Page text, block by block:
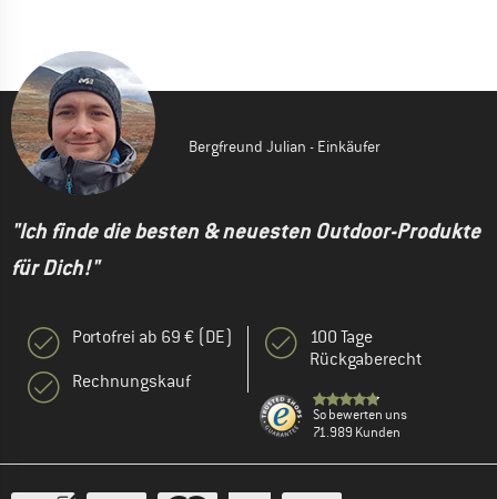
Bergfreund Julian - Einkäufer
"Ich finde die besten & neuesten Outdoor-Produkte
für Dich!"
Portofrei ab 69 € (DE)
Rechnungskauf
100 Tage
Rückgaberecht
So bewerten uns
71.989 Kunden